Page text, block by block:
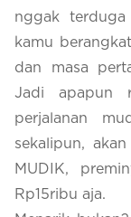
nggak
kamu
dan masa
Jadi apapun
perjalanan
sekalipun,
MUDIK,
Rp15ribu aja.